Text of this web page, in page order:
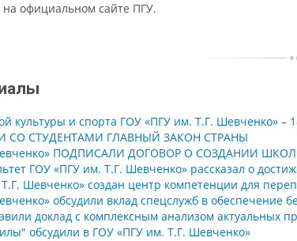
официальном сайте ПГУ.
культуры и спорта ГОУ «ПГУ им. Т.Г. Шевченко» –
СО СТУДЕНТАМИ ГЛАВНЫЙ ЗАКОН СТРАНЫ
ПОДПИСАЛИ ДОГОВОР О СОЗДАНИИ
ГОУ «ПГУ им. Т.Г. Шевченко» рассказал о
Шевченко» создан центр компетенции для
обсудили вклад спецслужб в обеспечение
доклад с комплексным анализом актуальных
обсудили в ГОУ «ПГУ им. Т.Г. Шевченко»